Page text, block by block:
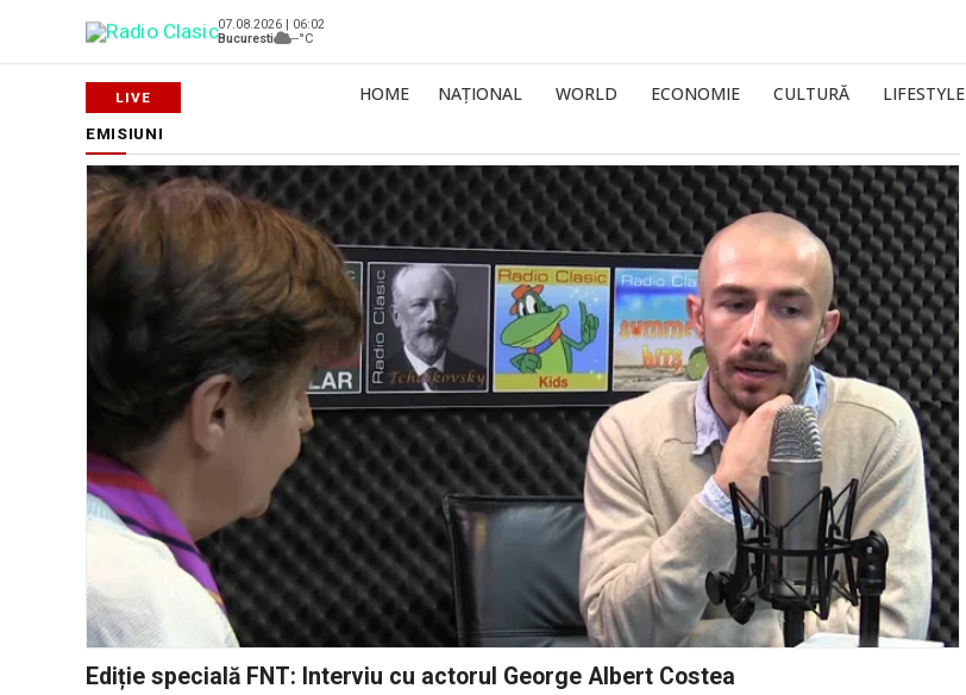
07.08.2026 | 06:02
Bucuresti
--°C
HOME NAȚIONAL WORLD ECONOMIE CULTURĂ LIFESTYLE
EMISIUNI
Ediție specială FNT: Interviu cu actorul George Albert Costea